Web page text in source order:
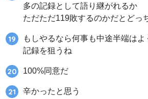
多の記録として語り継がれるか
ただただ119敗するのかだとどっ
もしやるなら何事も中途半端はよ
記録を狙うね
100%同意だ
辛かったと思う